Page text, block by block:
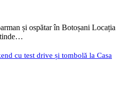
și ospătar în Botoșani Locația
cu test drive și tombolă la Casa